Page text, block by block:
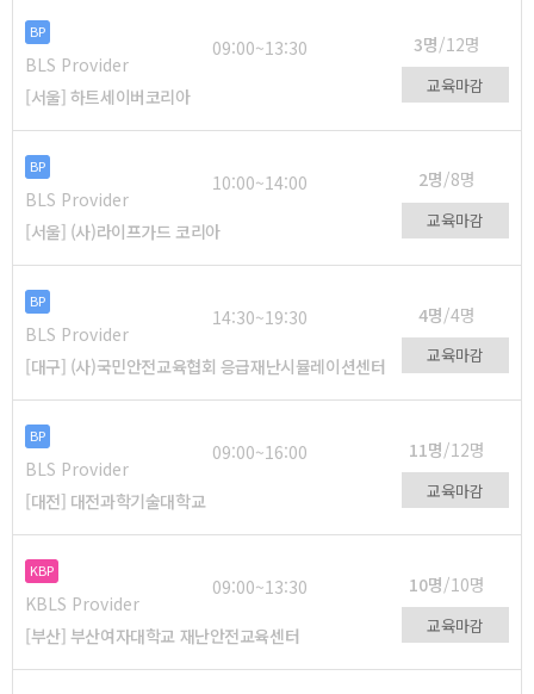
BP
BLS Provider
09:00~13:30 3명/12명
[서울] 하트세이버코리아 교육마감
BP
BLS Provider
10:00~14:00 2명/8명
[서울] (사)라이프가드 코리아 교육마감
BP
BLS Provider
14:30~19:30 4명/4명
[대구] (사)국민안전교육협회 응급재난시뮬레이션센터 교육마감
BP
BLS Provider
09:00~16:00 11명/12명
[대전] 대전과학기술대학교 교육마감
KBP
KBLS Provider
09:00~13:30 10명/10명
[부산] 부산여자대학교 재난안전교육센터 교육마감